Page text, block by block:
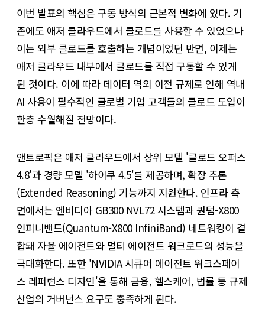
이번 발표의 핵심은 구동 방식의 근본적 변화에 있다. 기
존에도 애저 클라우드에서 클로드를 사용할 수 있었으나
이는 외부 클로드를 호출하는 개념이었던 반면, 이제는
애저 클라우드 내부에서 클로드를 직접 구동할 수 있게
된 것이다. 이에 따라 데이터 역외 이전 규제로 인해 역내
AI 사용이 필수적인 글로벌 기업 고객들의 클로드 도입이
한층 수월해질 전망이다.
앤트로픽은 애저 클라우드에서 상위 모델 '클로드 오퍼스
4.8'과 경량 모델 '하이쿠 4.5'를 제공하며, 확장 추론
(Extended Reasoning) 기능까지 지원한다. 인프라 측
면에서는 엔비디아 GB300 NVL72 시스템과 퀀텀-X800
인피니밴드(Quantum-X800 InfiniBand) 네트워킹이 결
합돼 자율 에이전트와 멀티 에이전트 워크로드의 성능을
극대화한다. 또한 'NVIDIA 시큐어 에이전트 워크스페이
스 레퍼런스 디자인'을 통해 금융, 헬스케어, 법률 등 규제
산업의 거버넌스 요구도 충족하게 된다.